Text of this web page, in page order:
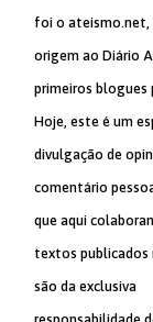
foi o ateismo.net,
origem ao Diário
primeiros blogues
Hoje, este é um
divulgação de
comentário
que aqui
textos publicados
são da exclusiva